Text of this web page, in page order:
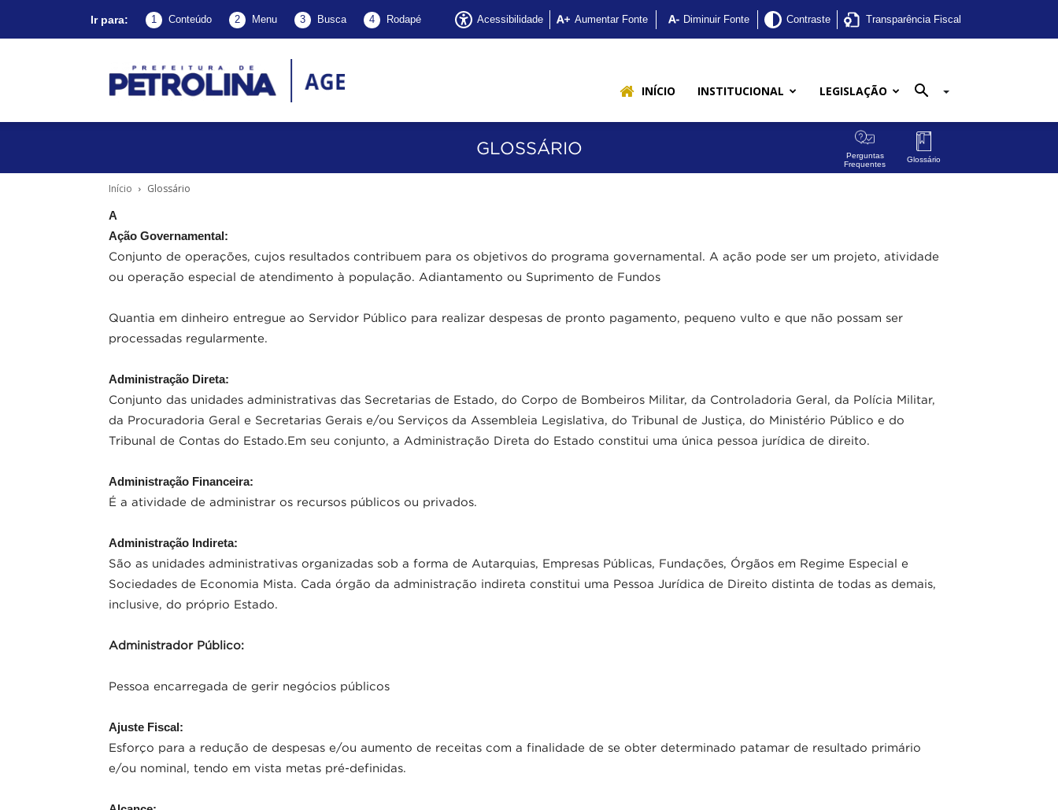
Ir para: 1 Conteúdo 2 Menu 3 Busca 4 Rodapé Acessibilidade Aumentar Fonte Diminuir Fonte Contraste Transparência Fiscal
AGE
PE
INÍCIO INSTITUCIONAL LEGISLAÇÃO
GLOSSÁRIO
Perguntas
Frequentes
Glossário
Início
Glossário
A
Ação Governamental:
Conjunto de operações, cujos resultados contribuem para os objetivos do programa governamental. A ação pode ser um projeto, atividade
ou operação especial de atendimento à população. Adiantamento ou Suprimento de Fundos
Quantia em dinheiro entregue ao Servidor Público para realizar despesas de pronto pagamento, pequeno vulto e que não possam ser
processadas regularmente.
Administração Direta:
Conjunto das unidades administrativas das Secretarias de Estado, do Corpo de Bombeiros Militar, da Controladoria Geral, da Polícia Militar,
da Procuradoria Geral e Secretarias Gerais e/ou Serviços da Assembleia Legislativa, do Tribunal de Justiça, do Ministério Público e do
Tribunal de Contas do Estado.Em seu conjunto, a Administração Direta do Estado constitui uma única pessoa jurídica de direito.
Administração Financeira:
É a atividade de administrar os recursos públicos ou privados.
Administração Indireta:
São as unidades administrativas organizadas sob a forma de Autarquias, Empresas Públicas, Fundações, Órgãos em Regime Especial e
Sociedades de Economia Mista. Cada órgão da administração indireta constitui uma Pessoa Jurídica de Direito distinta de todas as demais,
inclusive, do próprio Estado.
Administrador Público:
Pessoa encarregada de gerir negócios públicos
Ajuste Fiscal:
Esforço para a redução de despesas e/ou aumento de receitas com a finalidade de se obter determinado patamar de resultado primário
e/ou nominal, tendo em vista metas pré-definidas.